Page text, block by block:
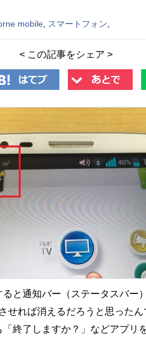
mobile スマートフォン
< この記事をシェア >
と通知バー（ステータスバー
せれば消えるだろうと思った
終了しますか？」などアプリ